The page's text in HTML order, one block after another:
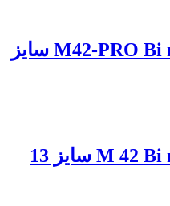
تیغ اره نواری M42-PRO Bi metal سایز